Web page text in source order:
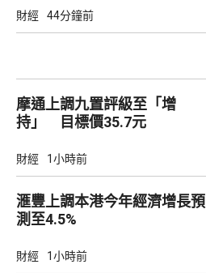
財經 44分鐘前
摩通上調九置評級至「增
持」 目標價35.7元
財經 1小時前
滙豐上調本港今年經濟增長預
測至4.5%
財經 1小時前